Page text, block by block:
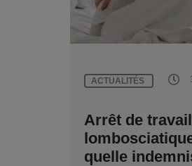
ACTUALITÉS
Arrêt de
quelle